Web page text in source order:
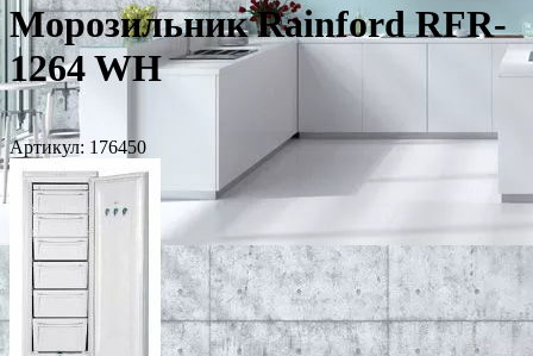
Морозильник Rainford RFR-
1264 WH
Артикул: 176450